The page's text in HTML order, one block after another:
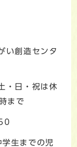
い創造センタ
・日・祝は休
まで
生までの児